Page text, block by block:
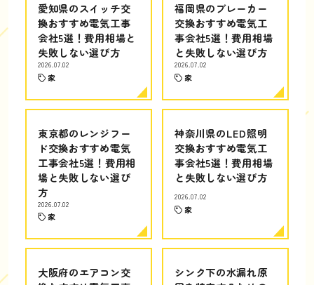
愛知県のスイッチ交
換おすすめ電気工事
会社5選！費用相場と
失敗しない選び方
2026.07.02
家
福岡県のブレーカー
交換おすすめ電気工
事会社5選！費用相場
と失敗しない選び方
2026.07.02
家
東京都のレンジフー
ド交換おすすめ電気
工事会社5選！費用相
場と失敗しない選び
方
2026.07.02
家
神奈川県のLED照明
交換おすすめ電気工
事会社5選！費用相場
と失敗しない選び方
2026.07.02
家
大阪府のエアコン交
シンク下の水漏れ原